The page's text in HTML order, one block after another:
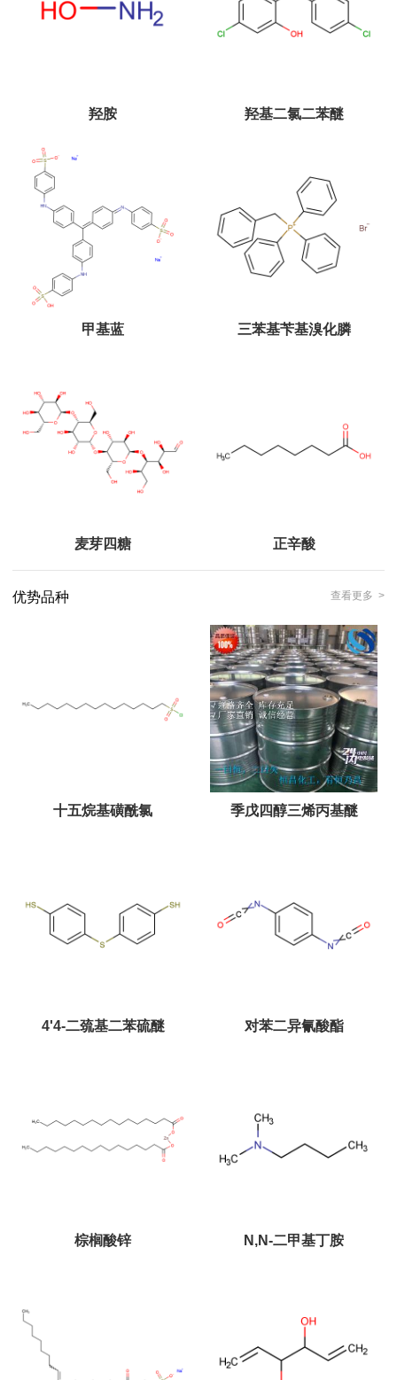
羟胺 羟基二氯二苯醚
甲基蓝 三苯基苄基溴化膦
麦芽四糖 正辛酸
优势品种 查看更多 >
十五烷基磺酰氯 季戊四醇三烯丙基醚
4'4-二巯基二苯硫醚 对苯二异氰酸酯
棕榈酸锌 N,N-二甲基丁胺